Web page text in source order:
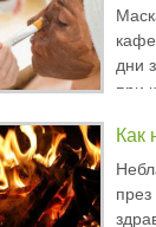
дни
при
за
Как